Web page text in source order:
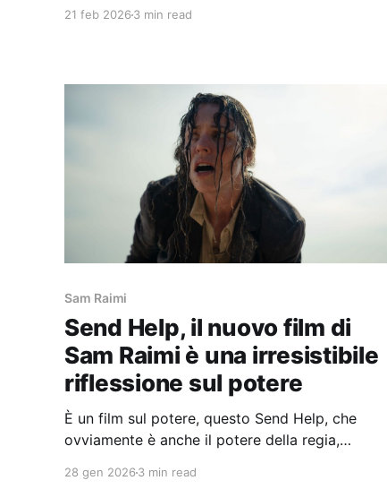
21 feb 2026 3 min read
Sam Raimi
Send Help, il nuovo film di
Sam Raimi è una irresistibile
riflessione sul potere
È un film sul potere, questo Send Help, che
ovviamente è anche il potere della regia,
la selezione di una possibilità tra molte e al
28 gen 2026 3 min read